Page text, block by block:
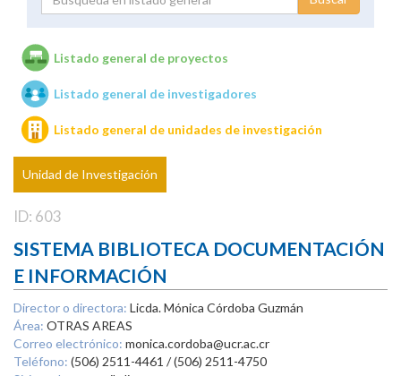
Unidades de investigación
Listado general de proyectos
Listado general de investigadores
Listado general de unidades de investigación
Unidad de Investigación
ID: 603
SISTEMA BIBLIOTECA DOCUMENTACIÓN
E INFORMACIÓN
Director o directora: Licda. Mónica Córdoba Guzmán
Área: OTRAS AREAS
Correo electrónico: monica.cordoba@ucr.ac.cr
Teléfono: (506) 2511-4461 / (506) 2511-4750